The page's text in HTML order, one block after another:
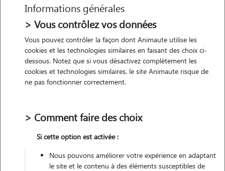
• 38 ans
Garde
chez le Pet Sitter
Véhiculé
Informations générales
> Vous contrôlez vos données
Vous pouvez contrôler la façon dont Animaute utilise les
cookies et les technologies similaires en faisant des choix ci-
dessous. Notez que si vous désactivez complètement les
cookies et technologies similaires, le site Animaute risque de
ne pas fonctionner correctement.
> Comment faire des choix
Si cette option est activée :
Nous pouvons améliorer votre expérience en adaptant
le site et le contenu à des éléments susceptibles de